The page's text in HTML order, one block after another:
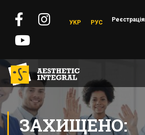
Реєстрація
УКР РУС
ЗАХИЩЕНО: